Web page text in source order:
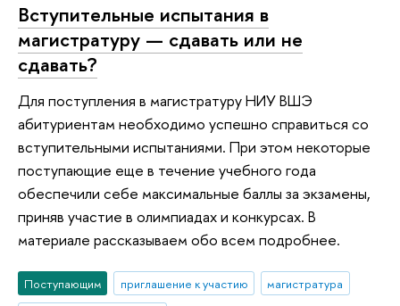
Вступительные испытания в
магистратуру — сдавать или не
сдавать?
Для поступления в магистратуру НИУ ВШЭ
абитуриентам необходимо успешно справиться со
вступительными испытаниями. При этом некоторые
поступающие еще в течение учебного года
обеспечили себе максимальные баллы за экзамены,
приняв участие в олимпиадах и конкурсах. В
материале рассказываем обо всем подробнее.
Поступающим приглашение к участию
магистратура